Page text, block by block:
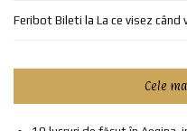
Feribot Bileti la La ce visez când
Cele